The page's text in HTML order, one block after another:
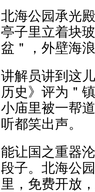
北海公园承光
亭子里立着块
盆＂，外壁海
讲解员讲到这
历史》评为＂
小庙里被一帮
听都笑出声。
能让国之重器
段子。北海公
里，免费开放